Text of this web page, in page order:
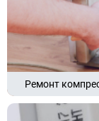
Ремонт